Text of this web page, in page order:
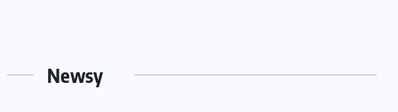
Newsy